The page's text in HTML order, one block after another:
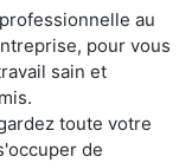
au
pour vous
sain et
toute votre
de